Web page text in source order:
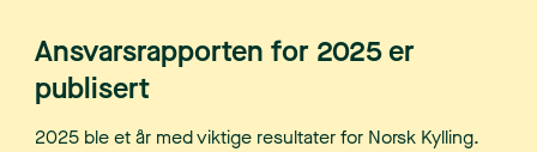
Ansvarsrapporten for 2025 er
publisert
2025 ble et år med viktige resultater for Norsk Kylling.